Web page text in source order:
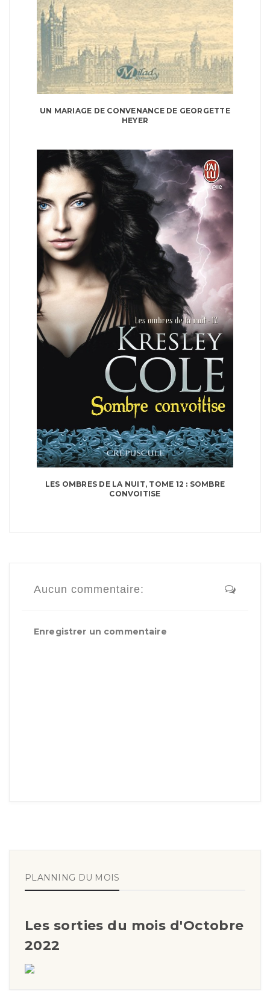
UN MARIAGE DE CONVENANCE DE GEORGETTE
HEYER
LES OMBRES DE LA NUIT, TOME 12 : SOMBRE
CONVOITISE
Aucun commentaire:
Enregistrer un commentaire
PLANNING DU MOIS
Les sorties du mois d'Octobre
2022